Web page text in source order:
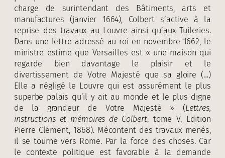
charge de surintendant des Bâtiments, arts et
manufactures (janvier 1664), Colbert s’active à la
reprise des travaux au Louvre ainsi qu’aux Tuileries.
Dans une lettre adressé au roi en novembre 1662, le
ministre estime que Versailles est « une maison qui
regarde bien davantage le plaisir et le
divertissement de Votre Majesté que sa gloire (…)
Elle a négligé le Louvre qui est assurément le plus
superbe palais qu’il y ait au monde et le plus digne
de la grandeur de Votre Majesté » (Lettres,
instructions et mémoires de Colbert, tome V, Edition
Pierre Clément, 1868). Mécontent des travaux menés,
il se tourne vers Rome. Par la force des choses. Car
le contexte politique est favorable à la demande